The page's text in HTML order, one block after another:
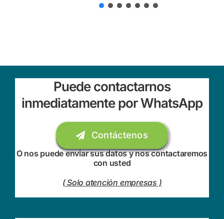
Puede contactarnos
inmediatamente por WhatsApp
Contáctenos
O nos puede enviar sus datos y nos contactaremos
con usted
( Solo atención empresas )